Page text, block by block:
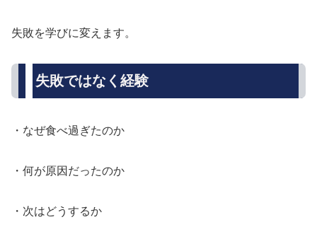
失敗を学びに変えます。
失敗ではなく経験
・なぜ食べ過ぎたのか
・何が原因だったのか
・次はどうするか